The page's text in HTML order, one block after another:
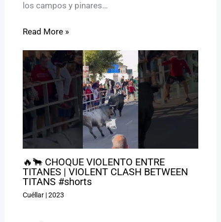
los campos y pinares…
Read More »
🔥🐂 CHOQUE VIOLENTO ENTRE
TITANES | VIOLENT CLASH BETWEEN
TITANS #shorts
Cuéllar|2023